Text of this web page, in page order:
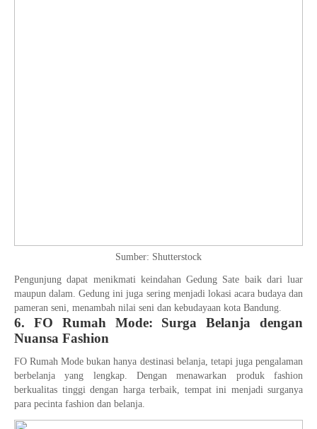
Sumber: Shutterstock
Pengunjung dapat menikmati keindahan Gedung Sate baik dari luar
maupun dalam. Gedung ini juga sering menjadi lokasi acara budaya dan
pameran seni, menambah nilai seni dan kebudayaan kota Bandung.
6. FO Rumah Mode: Surga Belanja dengan
Nuansa Fashion
FO Rumah Mode bukan hanya destinasi belanja, tetapi juga pengalaman
berbelanja yang lengkap. Dengan menawarkan produk fashion
berkualitas tinggi dengan harga terbaik, tempat ini menjadi surganya
para pecinta fashion dan belanja.